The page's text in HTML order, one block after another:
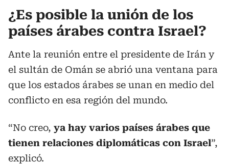
¿Es posible la unión de los
países árabes contra Israel?
Ante la reunión entre el presidente de Irán y
el sultán de Omán se abrió una ventana para
que los estados árabes se unan en medio del
conflicto en esa región del mundo.
“No creo, ya hay varios países árabes que
tienen relaciones diplomáticas con Israel”,
explicó.